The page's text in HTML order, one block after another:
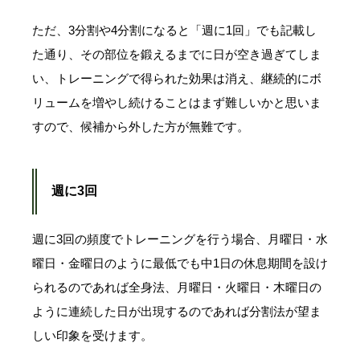
ただ、3分割や4分割になると「週に1回」でも記載し
た通り、その部位を鍛えるまでに日が空き過ぎてしま
い、トレーニングで得られた効果は消え、継続的にボ
リュームを増やし続けることはまず難しいかと思いま
すので、候補から外した方が無難です。
週に3回
週に3回の頻度でトレーニングを行う場合、月曜日・水
曜日・金曜日のように最低でも中1日の休息期間を設け
られるのであれば全身法、月曜日・火曜日・木曜日の
ように連続した日が出現するのであれば分割法が望ま
しい印象を受けます。